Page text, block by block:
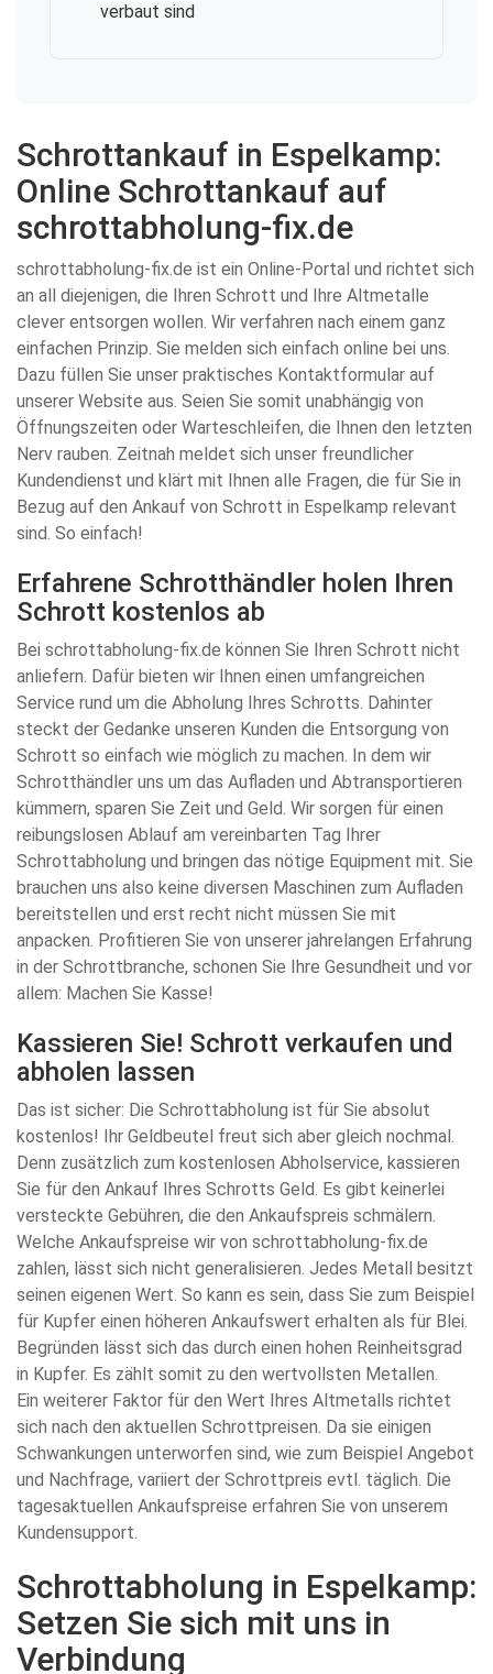
verbaut sind
Schrottankauf in Espelkamp:
Online Schrottankauf auf
schrottabholung-fix.de
schrottabholung-fix.de ist ein Online-Portal und richtet sich
an all diejenigen, die Ihren Schrott und Ihre Altmetalle
clever entsorgen wollen. Wir verfahren nach einem ganz
einfachen Prinzip. Sie melden sich einfach online bei uns.
Dazu füllen Sie unser praktisches Kontaktformular auf
unserer Website aus. Seien Sie somit unabhängig von
Öffnungszeiten oder Warteschleifen, die Ihnen den letzten
Nerv rauben. Zeitnah meldet sich unser freundlicher
Kundendienst und klärt mit Ihnen alle Fragen, die für Sie in
Bezug auf den Ankauf von Schrott in Espelkamp relevant
sind. So einfach!
Erfahrene Schrotthändler holen Ihren
Schrott kostenlos ab
Bei schrottabholung-fix.de können Sie Ihren Schrott nicht
anliefern. Dafür bieten wir Ihnen einen umfangreichen
Service rund um die Abholung Ihres Schrotts. Dahinter
steckt der Gedanke unseren Kunden die Entsorgung von
Schrott so einfach wie möglich zu machen. In dem wir
Schrotthändler uns um das Aufladen und Abtransportieren
kümmern, sparen Sie Zeit und Geld. Wir sorgen für einen
reibungslosen Ablauf am vereinbarten Tag Ihrer
Schrottabholung und bringen das nötige Equipment mit. Sie
brauchen uns also keine diversen Maschinen zum Aufladen
bereitstellen und erst recht nicht müssen Sie mit
anpacken. Profitieren Sie von unserer jahrelangen Erfahrung
in der Schrottbranche, schonen Sie Ihre Gesundheit und vor
allem: Machen Sie Kasse!
Kassieren Sie! Schrott verkaufen und
abholen lassen
Das ist sicher: Die Schrottabholung ist für Sie absolut
kostenlos! Ihr Geldbeutel freut sich aber gleich nochmal.
Denn zusätzlich zum kostenlosen Abholservice, kassieren
Sie für den Ankauf Ihres Schrotts Geld. Es gibt keinerlei
versteckte Gebühren, die den Ankaufspreis schmälern.
Welche Ankaufspreise wir von schrottabholung-fix.de
zahlen, lässt sich nicht generalisieren. Jedes Metall besitzt
seinen eigenen Wert. So kann es sein, dass Sie zum Beispiel
für Kupfer einen höheren Ankaufswert erhalten als für Blei.
Begründen lässt sich das durch einen hohen Reinheitsgrad
in Kupfer. Es zählt somit zu den wertvollsten Metallen.
Ein weiterer Faktor für den Wert Ihres Altmetalls richtet
sich nach den aktuellen Schrottpreisen. Da sie einigen
Schwankungen unterworfen sind, wie zum Beispiel Angebot
und Nachfrage, variiert der Schrottpreis evtl. täglich. Die
tagesaktuellen Ankaufspreise erfahren Sie von unserem
Kundensupport.
Schrottabholung in Espelkamp:
Setzen Sie sich mit uns in
Verbindung